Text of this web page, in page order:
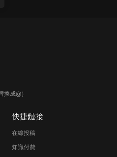
成@）
快捷鏈接
在線投稿
知識付費